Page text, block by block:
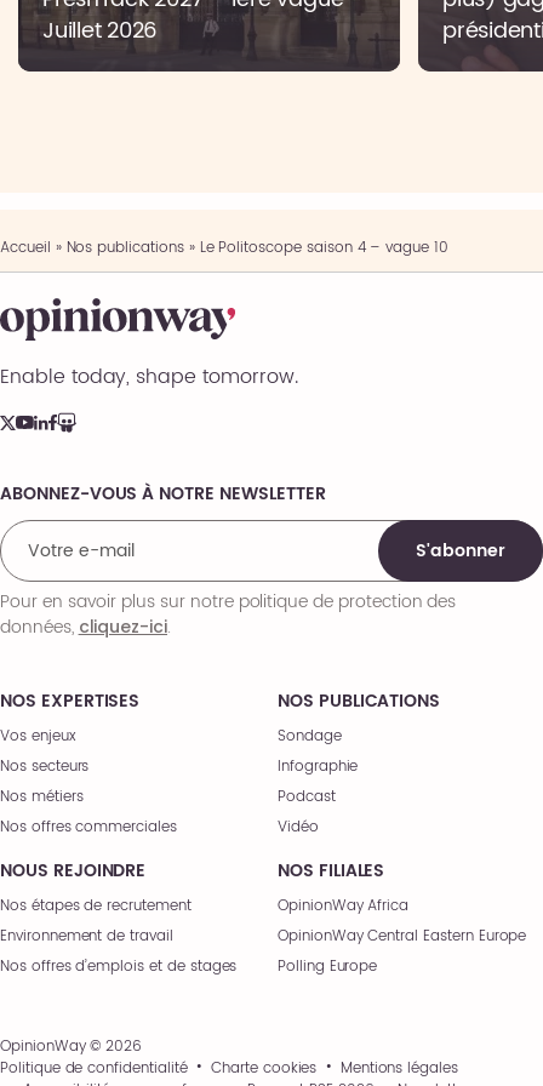
Juillet 2026
Accueil » Nos publications» Le Politoscope saison 4 – vague 10
Enable today, shape tomorrow.
NOS EXPERTISES
Vos enjeux
Nos secteurs
Nos métiers
Nos offres commerciales
NOS PUBLICATIONS
Sondage
Infographie
Podcast
Vidéo
NOUS REJOINDRE
Nos étapes de recrutement
Environnement de travail
Nos offres d’emplois et de stages
NOS FILIALES
OpinionWay Africa
OpinionWay Central Eastern Europe
Polling Europe
Comments
ABONNEZ-VOUS À NOTRE NEWSLETTER
S'abonner
Pour en savoir plus sur notre politique de protection des
données,cliquez-ici.
OpinionWay © 2026
Politique de confidentialité
Charte cookies
Mentions légales